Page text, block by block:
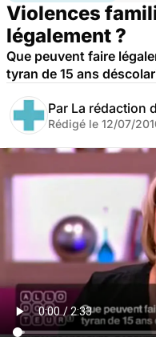
Violences
légalement ?
Que peuvent faire
tyran de 15 ans
Par La rédaction
Rédigé le 12/07/